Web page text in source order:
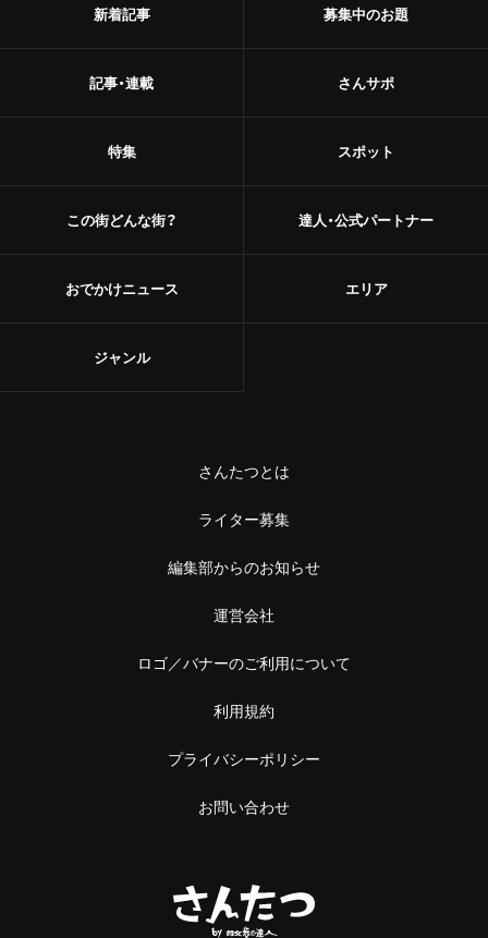
新着記事
記事・連載
特集
この街どんな街？
おでかけニュース
募集中のお題
さんサポ
スポット
達人・公式パートナー
エリア
ジャンル
さんたつとは
ライター募集
編集部からのお知らせ
運営会社
ロゴ／バナーのご利用について
利用規約
プライバシーポリシー
お問い合わせ